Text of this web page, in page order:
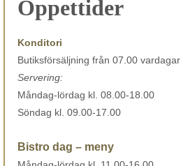
Öppettider
Konditori
Butiksförsäljning från 07.00 vardagar
Servering:
Måndag-lördag kl. 08.00-18.00
Söndag kl. 09.00-17.00
Bistro dag – meny